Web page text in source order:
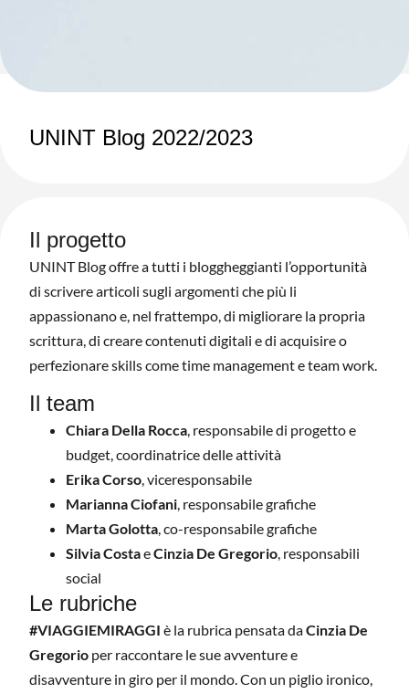
UNINT Blog 2022/2023
Il progetto
UNINT Blog offre a tutti i bloggheggianti l’opportunità
di scrivere articoli sugli argomenti che più li
appassionano e, nel frattempo, di migliorare la propria
scrittura, di creare contenuti digitali e di acquisire o
perfezionare skills come time management e team work.
Il team
Chiara Della Rocca, responsabile di progetto e
budget, coordinatrice delle attività
Erika Corso, viceresponsabile
Marianna Ciofani, responsabile grafiche
Marta Golotta, co-responsabile grafiche
Silvia CostaeCinzia De Gregorio, responsabili
social
Le rubriche
#VIAGGIEMIRAGGI è la rubrica pensata daCinzia De
Gregorio per raccontare le sue avventure e
disavventure in giro per il mondo. Con un piglio ironico,